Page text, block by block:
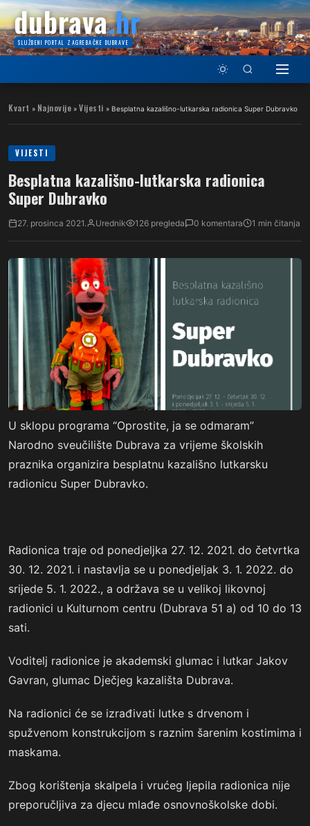
dubrava.hr
SLUŽBENI PORTAL ZAGREBAČKE DUBRAVE
Kvart » Najnovije » Vijesti » Besplatna kazališno-lutkarska radionica Super Dubravko
VIJESTI
Besplatna kazališno-lutkarska radionica
Super Dubravko
27. prosinca 2021. Urednik 126 pregleda 0 komentara 1 min čitanja
U sklopu programa “Oprostite, ja se odmaram”
Narodno sveučilište Dubrava za vrijeme školskih
praznika organizira besplatnu kazališno lutkarsku
radionicu Super Dubravko.
Radionica traje od ponedjeljka 27. 12. 2021. do četvrtka
30. 12. 2021. i nastavlja se u ponedjeljak 3. 1. 2022. do
srijede 5. 1. 2022., a održava se u velikoj likovnoj
radionici u Kulturnom centru (Dubrava 51 a) od 10 do 13
sati.
Voditelj radionice je akademski glumac i lutkar Jakov
Gavran, glumac Dječjeg kazališta Dubrava.
Na radionici će se izrađivati lutke s drvenom i
spužvenom konstrukcijom s raznim šarenim kostimima i
maskama.
Zbog korištenja skalpela i vrućeg ljepila radionica nije
preporučljiva za djecu mlađe osnovnoškolske dobi.